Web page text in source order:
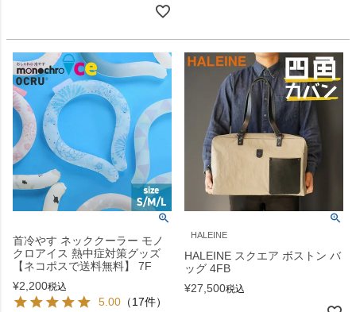
首冷やす ネッククーラー モノ
クロアイス 熱中症対策グッズ
【ネコポスで送料無料】 7F
¥2,200税込
5.00 （17件）
HALEINE
HALEINE スクエア ボストン バ
ッグ 4FB
¥27,500税込